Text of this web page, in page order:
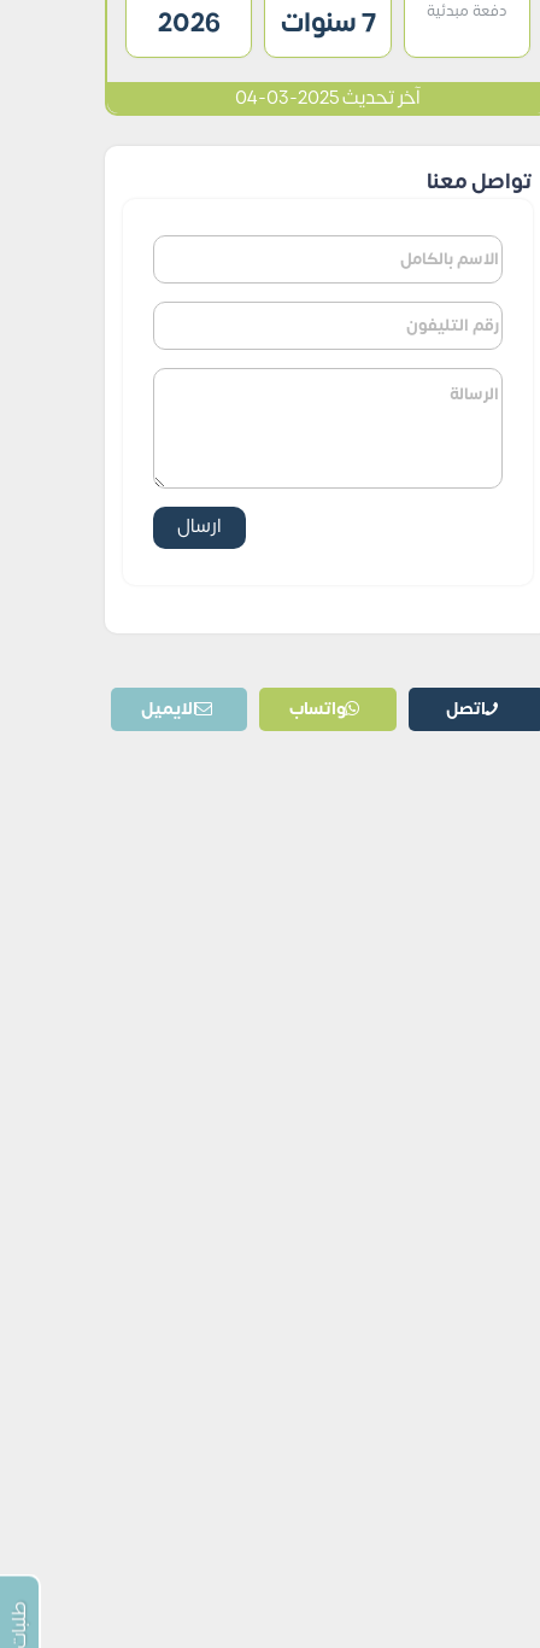
دفعة مبدئية 7 سنوات 2026
آخر تحديث 2025-03-04
تواصل معنا
اتصل واتساب الايميل